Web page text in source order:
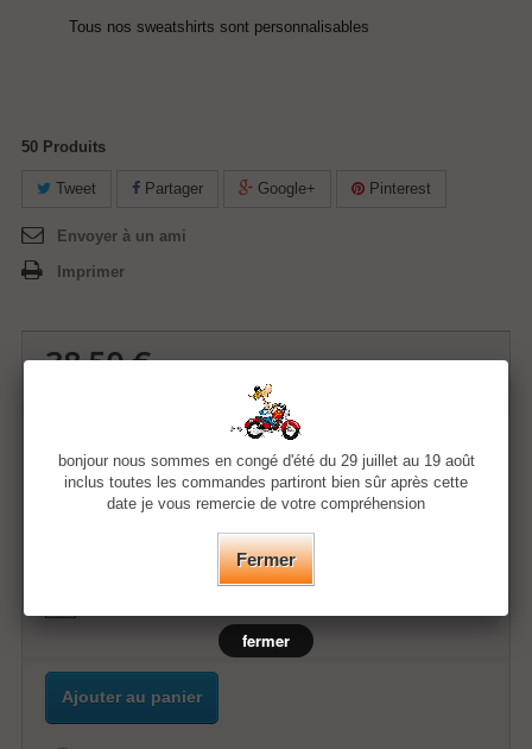
Tous nos sweatshirts sont personnalisables
50 Produits
Tweet Partager Google+ Pinterest
Envoyer à un ami
Imprimer
38,50 €
Ajouter au panier
bonjour nous sommes en congé d'été du 29 juillet au 19 août
inclus toutes les commandes partiront bien sûr après cette
date je vous remercie de votre compréhension
Fermer
fermer